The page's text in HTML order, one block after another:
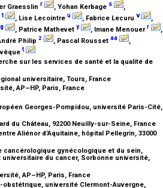
Graesslin r , Yohan Kerbage s
,
t , Lise Lecointre u , Fabrice Lecuru v
,
g , Patrice Mathevet y , Imane Menouerr
,
Philip z , Pascal Rousset aa
,
t
sur les services de santé et la qualité de
universitaire, Tours, France
AP–HP, Paris, France
Georges-Pompidou, université Paris-Cité,
du Château, 92200 Neuilly-sur-Seine, France
Aliénor d’Aquitaine, hôpital Pellegrin, 33000
cancérologique gynécologique et du sein,
du cancer, Sorbonne université,
AP–HP, Paris, France
obstétrique, université Clermont-Auvergne,